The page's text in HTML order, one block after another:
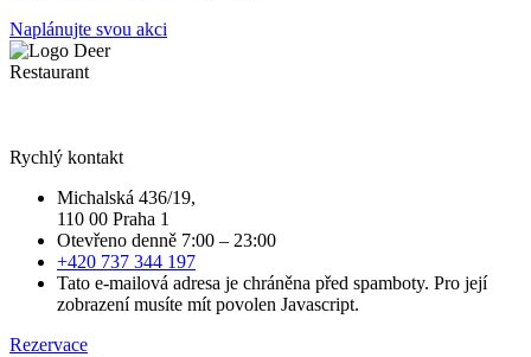
Naplánujte svou akci
Rychlý kontakt
Michalská 436/19,
110 00 Praha 1
Otevřeno denně 7:00 – 23:00
+420 737 344 197
Tato e-mailová adresa je chráněna před spamboty. Pro její
zobrazení musíte mít povolen Javascript.
Rezervace